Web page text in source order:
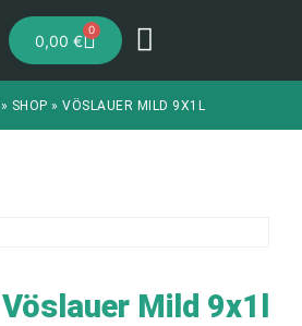
0,00€
0
» SHOP » VÖSLAUER MILD 9X1L
Vöslauer Mild 9x1l